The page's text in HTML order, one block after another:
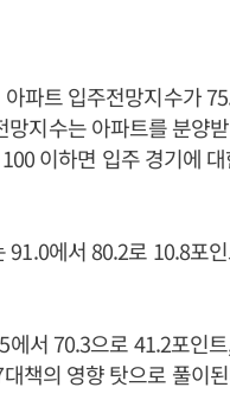
파트 입주전망지수가
지수는 아파트를 분양
이하면 입주 경기에
91.0에서 80.2로 10.8포
서 70.3으로 41.2포인
책의 영향 탓으로 풀이